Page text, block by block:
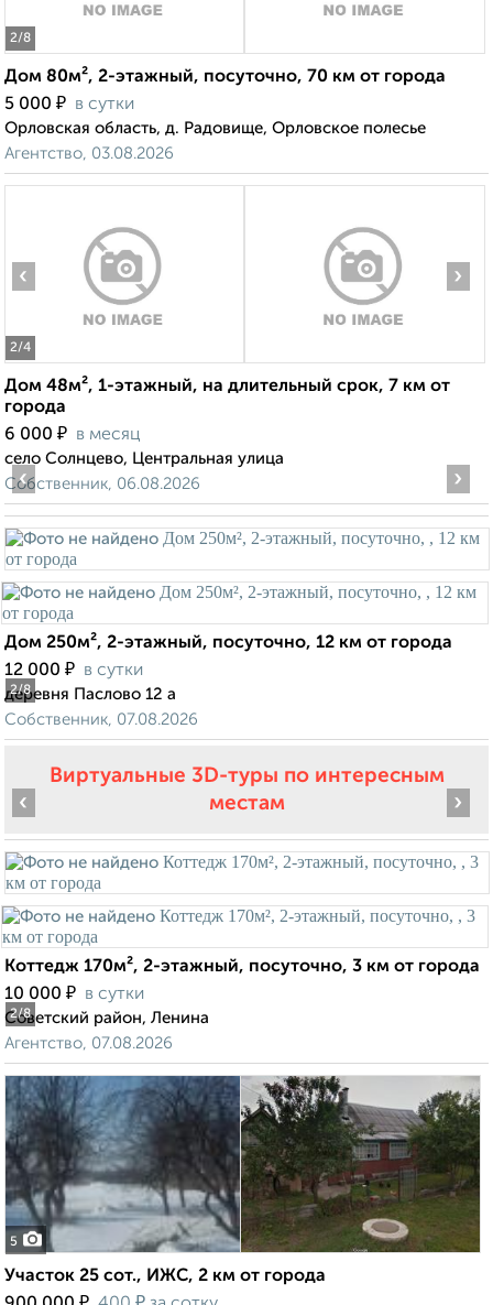
2/8
Дом 80м², 2-этажный, посуточно, 70 км от города
5 000 ₽ в сутки
Орловская область, д. Радовище, Орловское полесье
Агентство, 03.08.2026
2/4
‹ ›
Дом 48м², 1-этажный, на длительный срок, 7 км от
города
6 000 ₽ в месяц
село Солнцево, Центральная улица
Собственник, 06.08.2026
2/8
‹ ›
Дом 250м², 2-этажный, посуточно, 12 км от города
12 000 ₽ в сутки
деревня Паслово 12 а
Собственник, 07.08.2026
Виртуальные 3D-туры по интересным
местам
2/8
‹ ›
Коттедж 170м², 2-этажный, посуточно, 3 км от города
10 000 ₽ в сутки
Советский район, Ленина
Агентство, 07.08.2026
5
Участок 25 сот., ИЖС, 2 км от города